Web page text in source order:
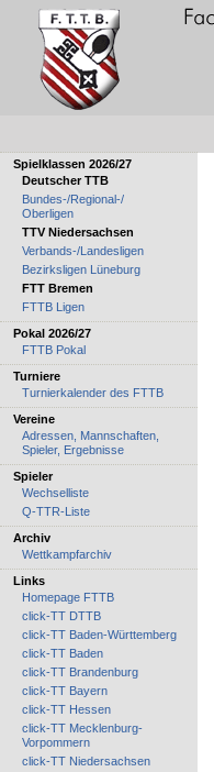
Spielklassen 2026/27
Deutscher TTB
Bundes-/Regional-/
Oberligen
TTV Niedersachsen
Verbands-/Landesligen
Bezirksligen Lüneburg
FTT Bremen
FTTB Ligen
Pokal 2026/27
FTTB Pokal
Turniere
Turnierkalender des FTTB
Vereine
Adressen, Mannschaften,
Spieler, Ergebnisse
Spieler
Wechselliste
Q-TTR-Liste
Archiv
Wettkampfarchiv
Links
Homepage FTTB
click-TT DTTB
click-TT Baden-Württemberg
click-TT Baden
click-TT Brandenburg
click-TT Bayern
click-TT Hessen
click-TT Mecklenburg-
Vorpommern
click-TT Niedersachsen